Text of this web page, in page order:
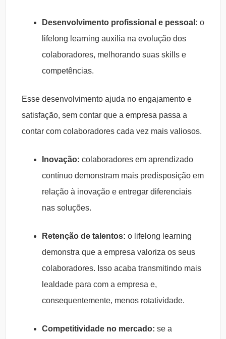
Desenvolvimento profissional e pessoal: o
lifelong learning auxilia na evolução dos
colaboradores, melhorando suas skills e
competências.
Esse desenvolvimento ajuda no engajamento e
satisfação, sem contar que a empresa passa a
contar com colaboradores cada vez mais valiosos.
Inovação: colaboradores em aprendizado
contínuo demonstram mais predisposição em
relação à inovação e entregar diferenciais
nas soluções.
Retenção de talentos: o lifelong learning
demonstra que a empresa valoriza os seus
colaboradores. Isso acaba transmitindo mais
lealdade para com a empresa e,
consequentemente, menos rotatividade.
Competitividade no mercado: se a